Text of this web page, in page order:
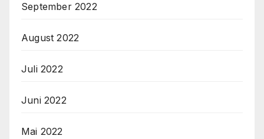
September 2022
August 2022
Juli 2022
Juni 2022
Mai 2022